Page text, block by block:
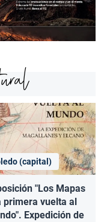
(capital)
"Los Mapas
primera vuelta al
Expedición de